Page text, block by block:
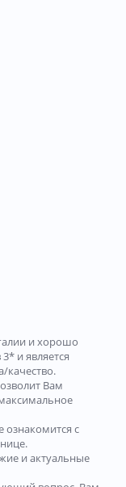
и хорошо
и является
Вам
ознакомится с
и актуальные